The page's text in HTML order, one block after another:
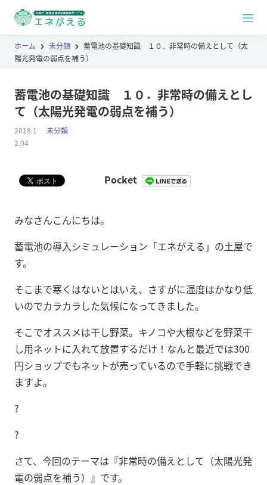
ホーム 未分類
蓄電池の基礎知識 １０．非常時の備えとして（太
陽光発電の弱点を補う）
蓄電池の基礎知識 １０．非常時の備えとし
て（太陽光発電の弱点を補う）
未分類
2018.1
2.04
Pocket
みなさんこんにちは。
蓄電池の導入シミュレーション「エネがえる」の土屋で
す。
そこまで寒くはないとはいえ、さすがに湿度はかなり低
いのでカラカラした気候になってきました。
そこでオススメは干し野菜。キノコや大根などを野菜干
し用ネットに入れて放置するだけ！なんと最近では300
円ショップでもネットが売っているので手軽に挑戦でき
ますよ。
?
?
さて、今回のテーマは『非常時の備えとして（太陽光発
電の弱点を補う）』です。